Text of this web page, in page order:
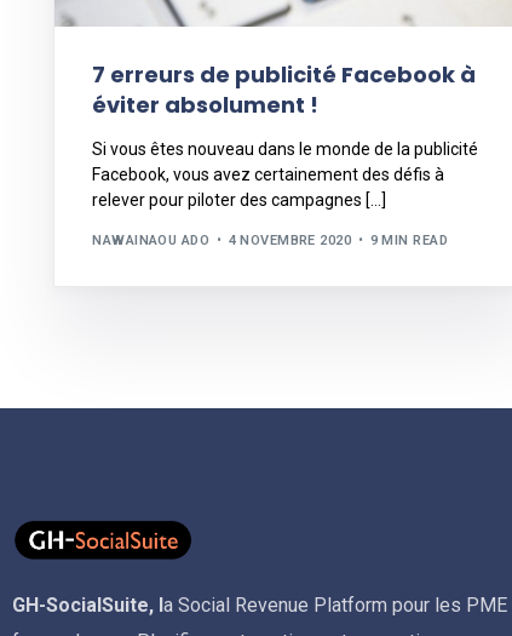
7 erreurs de publicité Facebook à
éviter absolument !
Si vous êtes nouveau dans le monde de la publicité
Facebook, vous avez certainement des défis à
relever pour piloter des campagnes […]
NAWAINAOU ADO 4 NOVEMBRE 2020 9 MIN READ
GH-SocialSuite, la Social Revenue Platform pour les PME